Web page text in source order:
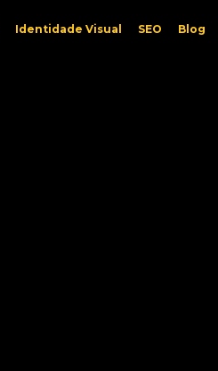
Identidade Visual SEO Blog